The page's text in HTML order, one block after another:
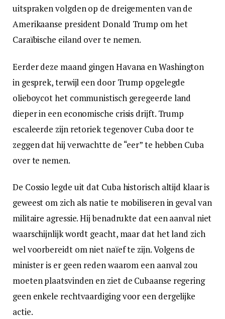
uitspraken volgden op de dreigementen van de
Amerikaanse president Donald Trump om het
Caraïbische eiland over te nemen.
Eerder deze maand gingen Havana en Washington
in gesprek, terwijl een door Trump opgelegde
olieboycot het communistisch geregeerde land
dieper in een economische crisis drijft. Trump
escaleerde zijn retoriek tegenover Cuba door te
zeggen dat hij verwachtte de “eer” te hebben Cuba
over te nemen.
De Cossio legde uit dat Cuba historisch altijd klaar is
geweest om zich als natie te mobiliseren in geval van
militaire agressie. Hij benadrukte dat een aanval niet
waarschijnlijk wordt geacht, maar dat het land zich
wel voorbereidt om niet naïef te zijn. Volgens de
minister is er geen reden waarom een aanval zou
moeten plaatsvinden en ziet de Cubaanse regering
geen enkele rechtvaardiging voor een dergelijke
actie.